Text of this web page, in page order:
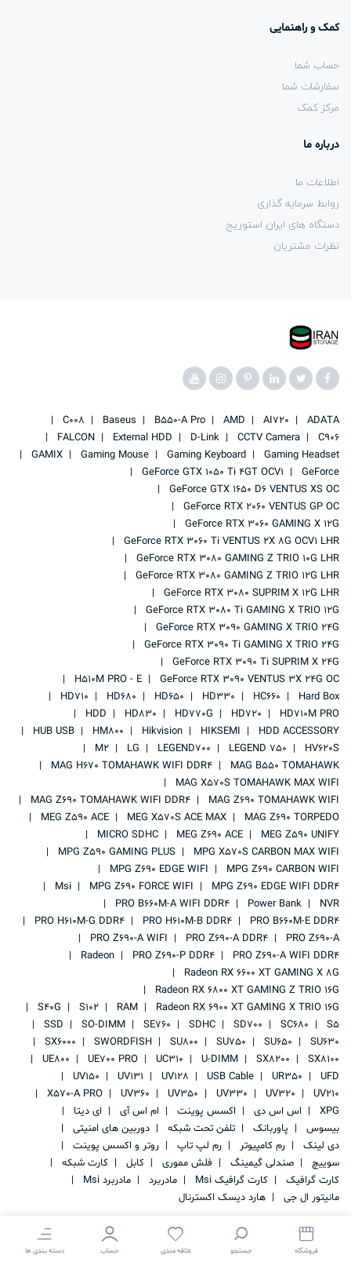
کمک و راهنمایی
حساب شما
سفارشات شما
مرکز کمک
درباره ما
اطلاعات ما
روابط سرمایه گذاری
دستگاه های ایران استوریج
نظرات مشتریان
ADATA
AI720
AMD
B550-A Pro
Baseus
C008
C906
CCTV Camera
D-Link
External HDD
FALCON
Gaming Headset
Gaming Keyboard
Gaming Mouse
GAMIX
GeForce
GeForce GTX 1050 Ti 4GT OCV1
GeForce GTX 1650 D6 VENTUS XS OC
GeForce RTX 2060 VENTUS GP OC
GeForce RTX 3060 GAMING X 12G
GeForce RTX 3060 Ti VENTUS 2X 8G OCV1 LHR
GeForce RTX 3080 GAMING Z TRIO 10G LHR
GeForce RTX 3080 GAMING Z TRIO 12G LHR
GeForce RTX 3080 SUPRIM X 12G LHR
GeForce RTX 3080 Ti GAMING X TRIO 12G
GeForce RTX 3090 GAMING X TRIO 24G
GeForce RTX 3090 Ti GAMING X TRIO 24G
GeForce RTX 3090 Ti SUPRIM X 24G
GeForce RTX 3090 VENTUS 3X 24G OC
H510M PRO - E
Hard Box
HC660
HD330
HD650
HD680
HD710
HD710M PRO
HD720
HD770G
HD830
HDD
HDD ACCESSORY
HIKSEMI
Hikvision
HM800
HUB USB
HV620S
LEGEND 750
LEGEND700
LG
M2
MAG B550 TOMAHAWK
MAG H670 TOMAHAWK WIFI DDR4
MAG X570S TOMAHAWK MAX WIFI
MAG Z690 TOMAHAWK WIFI
MAG Z690 TOMAHAWK WIFI DDR4
MAG Z690 TORPEDO
MEG X570S ACE MAX
MEG Z590 ACE
MEG Z590 UNIFY
MEG Z690 ACE
MICRO SDHC
MPG X570S CARBON MAX WIFI
MPG Z590 GAMING PLUS
MPG Z690 CARBON WIFI
MPG Z690 EDGE WIFI
MPG Z690 EDGE WIFI DDR4
MPG Z690 FORCE WIFI
Msi
NVR
Power Bank
PRO B660M-A WIFI DDR4
PRO B660M-E DDR4
PRO H610M-B DDR4
PRO H610M-G DDR4
PRO Z690-A
PRO Z690-A DDR4
PRO Z690-A WIFI
PRO Z690-A WIFI DDR4
PRO Z690-P DDR4
Radeon
Radeon RX 6600 XT GAMING X 8G
Radeon RX 6800 XT GAMING Z TRIO 16G
Radeon RX 6900 XT GAMING X TRIO 16G
RAM
S102
S40G
S5
SC680
SD700
SDHC
SE760
SO-DIMM
SSD
SU630
SU650
SU750
SU800
SWORDFISH
SX6000
SX8100
SX8200
U-DIMM
UC310
UE700 PRO
UE800
UFD
UR350
USB Cable
UV128
UV131
UV150
UV210
UV320
UV330
UV350
UV360
X570-A PRO
XPG
اس اس دی اکسس پوینت ام اس آی
ای دیتا
بیسوس
پاوربانک تلفن تحت شبکه
دوربین های امنیتی
دی لینک
رم کامپیوتر رم لپ تاپ
روتر و اکسس پوینت
سوییچ
صندلی گیمینگ فلش مموری کابل
کارت شبکه
کارت گرافیک
کارت گرافیک Msi مادربرد
مادربرد Msi
مانیتور ال جی
هارد دیسک اکسترنال
فروشگاه جستجو علاقه مندی حساب دسته بندی ها